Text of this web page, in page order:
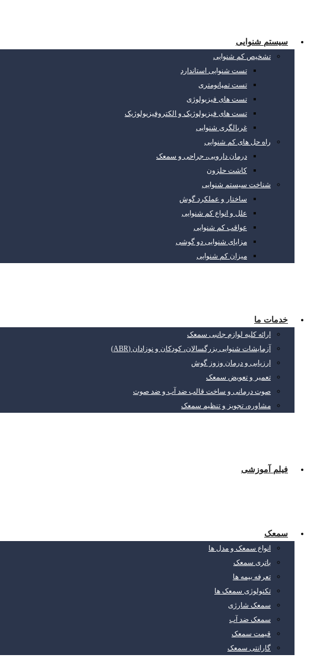
سیستم شنوایی
تشخیص کم شنوایی
تست شنوایی استاندارد
تست تمپانومتری
تست های فیزیولوژی
تست های فیزیولوژیک و الکتروفیزیولوژیک
غربالگری شنوایی
راه حل های کم شنوایی
درمان دارویی، جراحی و سمعک
کاشت حلزون
شناخت سیستم شنوایی
ساختار و عملکرد گوش
علل و انواع کم شنوایی
عواقب کم شنوایی
مزایای شنوایی دو گوشی
میزان کم شنوایی
خدمات ما
ارائه کلیه لوازم جانبی سمعک
آزمایشات شنوایی بزرگسالان، کودکان و نوزادان (ABR)
ارزیابی و درمان وزوز گوش
تعمیر و تعویض سمعک
صوت درمانی و ساخت قالب ضد آب و ضد صوت
مشاوره، تجویز و تنظیم سمعک
فیلم آموزشی
سمعک
انواع سمعک و مدل ها
باتری سمعک
تعرفه بیمه ها
تکنولوژی سمعک ها
سمعک شارژی
سمعک ضد آب
قیمت سمعک
گارانتی سمعک